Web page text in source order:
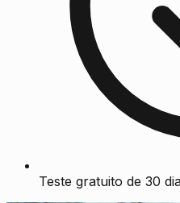
Teste gratuito de 30